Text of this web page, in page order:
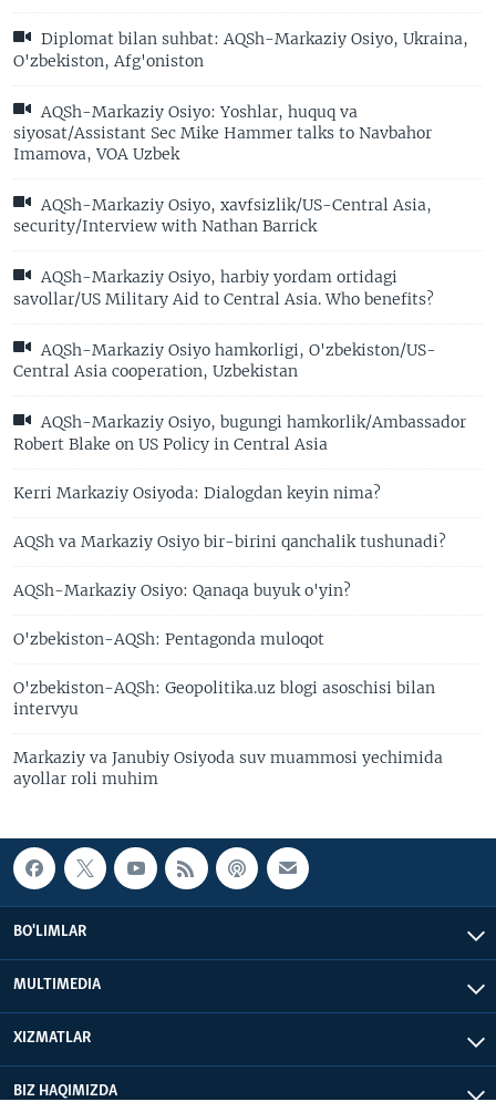
Diplomat bilan suhbat: AQSh-Markaziy Osiyo, Ukraina,
O'zbekiston, Afg'oniston
AQSh-Markaziy Osiyo: Yoshlar, huquq va
siyosat/Assistant Sec Mike Hammer talks to Navbahor
Imamova, VOA Uzbek
AQSh-Markaziy Osiyo, xavfsizlik/US-Central Asia,
security/Interview with Nathan Barrick
AQSh-Markaziy Osiyo, harbiy yordam ortidagi
savollar/US Military Aid to Central Asia. Who benefits?
AQSh-Markaziy Osiyo hamkorligi, O'zbekiston/US-
Central Asia cooperation, Uzbekistan
AQSh-Markaziy Osiyo, bugungi hamkorlik/Ambassador
Robert Blake on US Policy in Central Asia
Kerri Markaziy Osiyoda: Dialogdan keyin nima?
AQSh va Markaziy Osiyo bir-birini qanchalik tushunadi?
AQSh-Markaziy Osiyo: Qanaqa buyuk o'yin?
O'zbekiston-AQSh: Pentagonda muloqot
O'zbekiston-AQSh: Geopolitika.uz blogi asoschisi bilan
intervyu
Markaziy va Janubiy Osiyoda suv muammosi yechimida
ayollar roli muhim
BO'LIMLAR
MULTIMEDIA
XIZMATLAR
BIZ HAQIMIZDA